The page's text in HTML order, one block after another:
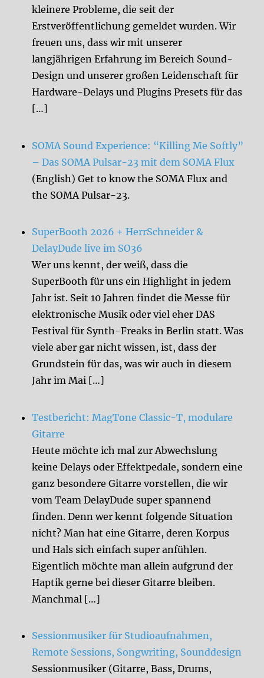
kleinere Probleme, die seit der
Erstveröffentlichung gemeldet wurden. Wir
freuen uns, dass wir mit unserer
langjährigen Erfahrung im Bereich Sound-
Design und unserer großen Leidenschaft für
Hardware-Delays und Plugins Presets für das
[…]
SOMA Sound Experience: “Killing Me Softly”
– Das SOMA Pulsar-23 mit dem SOMA Flux
(English) Get to know the SOMA Flux and
the SOMA Pulsar-23.
SuperBooth 2026 + HerrSchneider &
DelayDude live im SO36
Wer uns kennt, der weiß, dass die
SuperBooth für uns ein Highlight in jedem
Jahr ist. Seit 10 Jahren findet die Messe für
elektronische Musik oder viel eher DAS
Festival für Synth-Freaks in Berlin statt. Was
viele aber gar nicht wissen, ist, dass der
Grundstein für das, was wir auch in diesem
Jahr im Mai […]
Testbericht: MagTone Classic-T, modulare
Gitarre
Heute möchte ich mal zur Abwechslung
keine Delays oder Effektpedale, sondern eine
ganz besondere Gitarre vorstellen, die wir
vom Team DelayDude super spannend
finden. Denn wer kennt folgende Situation
nicht? Man hat eine Gitarre, deren Korpus
und Hals sich einfach super anfühlen.
Eigentlich möchte man allein aufgrund der
Haptik gerne bei dieser Gitarre bleiben.
Manchmal […]
Sessionmusiker für Studioaufnahmen,
Remote Sessions, Songwriting, Sounddesign
Sessionmusiker (Gitarre, Bass, Drums,